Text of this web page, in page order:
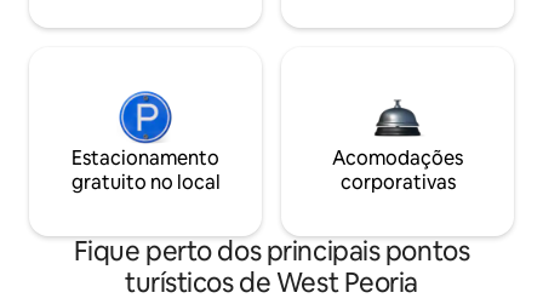
Estacionamento
gratuito no local
Acomodações
corporativas
Fique perto dos principais pontos
turísticos de West Peoria